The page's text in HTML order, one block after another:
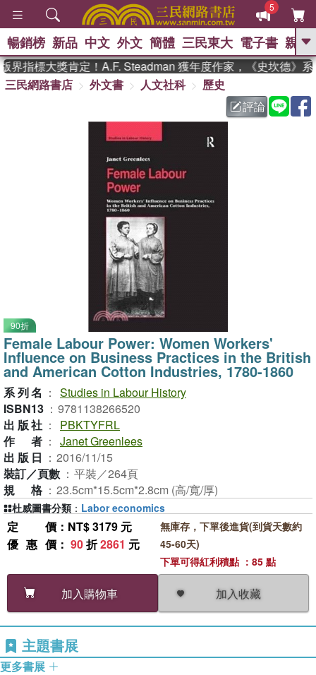
5
GO
熱搜： 東野圭吾 、
父親節 、 如果歷
暑期推薦 、 國際布克
登輝時代
數學女孩：黎曼猜想
偉大的迷走神經
暢銷榜 新品 中文 外文 簡體 三民東大 電子書 親子
指標大獎肯定！A.F. Steadman 獲年度作家，《史坎德》系
三民網路書店
外文書 人文社科
歷史
評論
90折
Female Labour Power: Women Workers'
Influence on Business Practices in the British
and American Cotton Industries, 1780-1860
系列名 ： Studies in Labour History
ISBN13 ： 9781138266520
出版社 ：
PBKTYFRL
作者 ： Janet Greenlees
出版日 ： 2016/11/15
裝訂／頁數 ： 平裝／264頁
規格 ： 23.5cm*15.5cm*2.8cm (高/寬/厚)
定價 ：NT$ 3179 元
優惠價 ： 90折2861 元
加入購物車 加入收藏
無庫存，下單後進貨(到貨天數約
45-60天)
下單可得紅利積點 ：85 點
杜威圖書分類 ： Labor economics
主題書展
更多書展